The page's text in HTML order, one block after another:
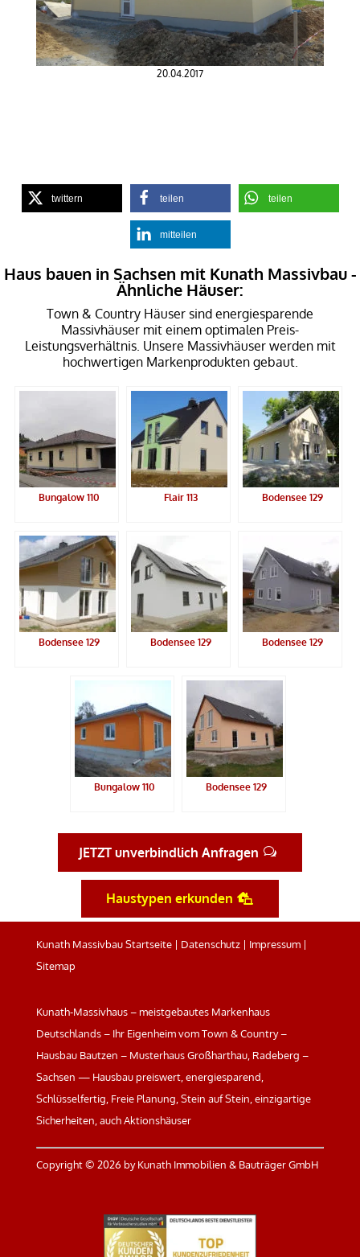
20.04.2017
twittern teilen teilen
mitteilen
Haus bauen in Sachsen mit Kunath Massivbau -
Ähnliche Häuser:
Town & Country Häuser sind energiesparende
Massivhäuser mit einem optimalen Preis-
Leistungsverhältnis. Unsere Massivhäuser werden mit
hochwertigen Markenprodukten gebaut.
Bungalow 110 Flair 113 Bodensee 129
Bodensee 129 Bodensee 129 Bodensee 129
Bungalow 110 Bodensee 129
JETZT unverbindlich Anfragen
Haustypen erkunden
Kunath Massivbau Startseite| Datenschutz| Impressum|
Sitemap
Kunath-Massivhaus – meistgebautes Markenhaus
Deutschlands – Ihr Eigenheim vom Town & Country –
Hausbau Bautzen – Musterhaus Großharthau, Radeberg –
Sachsen — Hausbau preiswert, energiesparend,
Schlüsselfertig, Freie Planung, Stein auf Stein, einzigartige
Sicherheiten, auch Aktionshäuser
Copyright © 2026 by Kunath Immobilien & Bauträger GmbH